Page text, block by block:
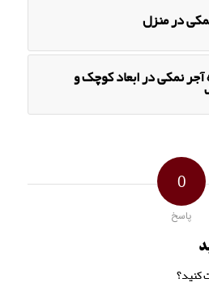
در منزل
آجر نمکی در ابعاد کوچک و
0
پاسخ
کنید؟